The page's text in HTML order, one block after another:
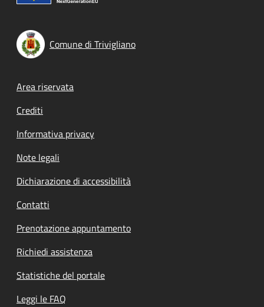
Comune di Trivigliano
Footer menu
Area riservata
Crediti
Informativa privacy
Note legali
Dichiarazione di accessibilità
Contatti
Prenotazione appuntamento
Richiedi assistenza
Statistiche del portale
Leggi le FAQ